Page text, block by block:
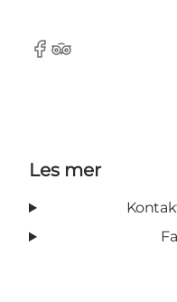
Facebook
TripAdvisor
Les mer